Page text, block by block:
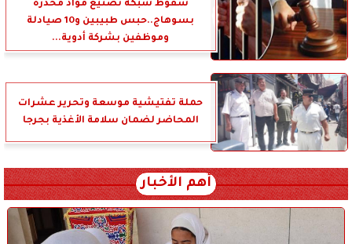
سقوط شبكة تصنيع مواد مخدرة
بسوهاج..حبس طبيبين و10 صيادلة
وموظفين بشركة أدوية...
حملة تفتيشية موسعة وتحرير عشرات
المحاضر لضمان سلامة الأغذية بجرجا
أهم الأخبار